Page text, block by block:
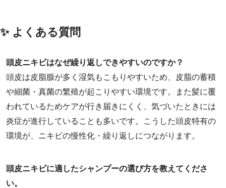
✨ よくある質問
頭皮ニキビはなぜ繰り返しできやすいのですか？
頭皮は皮脂腺が多く湿気もこもりやすいため、皮脂の蓄積
や細菌・真菌の繁殖が起こりやすい環境です。また髪に覆
われているためケアが行き届きにくく、気づいたときには
炎症が進行していることも多いです。こうした頭皮特有の
環境が、ニキビの慢性化・繰り返しにつながります。
頭皮ニキビに適したシャンプーの選び方を教えてくださ
い。